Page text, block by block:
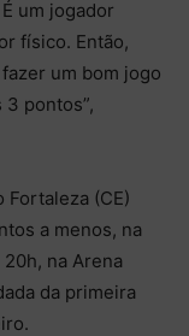
um jogador
físico. Então,
um bom jogo
pontos”,
(CE)
a menos, na
na Arena
da primeira